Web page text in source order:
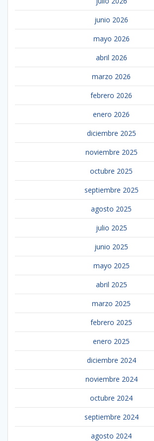
junio 2026
mayo 2026
abril 2026
marzo 2026
febrero 2026
enero 2026
diciembre 2025
noviembre 2025
octubre 2025
septiembre 2025
agosto 2025
julio 2025
junio 2025
mayo 2025
abril 2025
marzo 2025
febrero 2025
enero 2025
diciembre 2024
noviembre 2024
octubre 2024
septiembre 2024
agosto 2024